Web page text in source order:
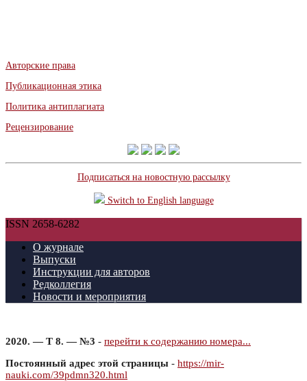
Авторские права
Публикационная этика
Политика антиплагиата
Рецензирование
Подписаться на новостную рассылку
Switch to English language
ISSN 2658-6282
О журнале
Выпуски
Инструкции для авторов
Редколлегия
Новости и мероприятия
2020. — Т 8. — №3 - перейти к содержанию номера...
Постоянный адрес этой страницы - https://mir-
nauki.com/39pdmn320.html